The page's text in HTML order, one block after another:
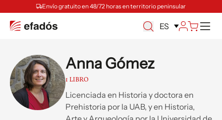
Envío gratuito en 48/72 horas en territorio peninsular
ES
Anna Gómez
1 LIBRO
Licenciada en Historia y doctora en
Prehistoria por la UAB, y en Historia,